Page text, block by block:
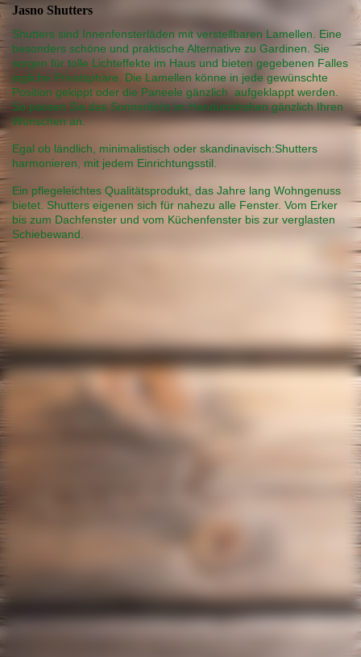
Jasno Shutters
Shutters sind Innenfensterläden mit verstellbaren Lamellen. Eine
besonders schöne und praktische Alternative zu Gardinen. Sie
sorgen für tolle Lichteffekte im Haus und bieten gegebenen Falles
jegliche Privatsphäre. Die Lamellen könne in jede gewünschte
Position gekippt oder die Paneele gänzlich aufgeklappt werden.
So passen Sie das Sonnenlicht im Handumdrehen gänzlich Ihren
Wünschen an.
Egal ob ländlich, minimalistisch oder skandinavisch:Shutters
harmonieren, mit jedem Einrichtungsstil.
Ein pflegeleichtes Qualitätsprodukt, das Jahre lang Wohngenuss
bietet. Shutters eigenen sich für nahezu alle Fenster. Vom Erker
bis zum Dachfenster und vom Küchenfenster bis zur verglasten
Schiebewand.